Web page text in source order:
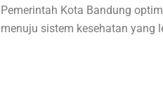
Pemerintah Kota Bandung
menuju sistem kesehatan yang